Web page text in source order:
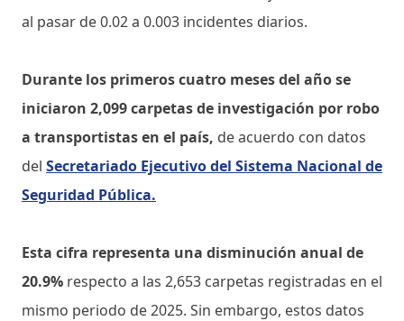
al pasar de 0.02 a 0.003 incidentes diarios.
Durante los primeros cuatro meses del año se
iniciaron 2,099 carpetas de investigación por robo
a transportistas en el país, de acuerdo con datos
del Secretariado Ejecutivo del Sistema Nacional de
Seguridad Pública.
Esta cifra representa una disminución anual de
20.9% respecto a las 2,653 carpetas registradas en el
mismo periodo de 2025. Sin embargo, estos datos